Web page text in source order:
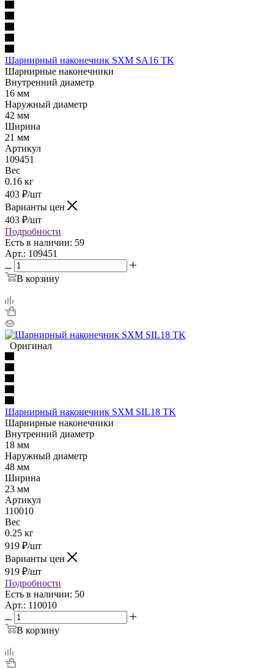
Шарнирный наконечник SXM SA16 TK
Шарнирные наконечники
Внутренний диаметр
16 мм
Наружный диаметр
42 мм
Ширина
21 мм
Артикул
109451
Вес
0.16 кг
403 ₽/шт
Варианты цен
403 ₽/шт
Подробности
Есть в наличии: 59
Арт.: 109451
В корзину
Оригинал
Шарнирный наконечник SXM SIL18 TK
Шарнирные наконечники
Внутренний диаметр
18 мм
Наружный диаметр
48 мм
Ширина
23 мм
Артикул
110010
Вес
0.25 кг
919 ₽/шт
Варианты цен
919 ₽/шт
Подробности
Есть в наличии: 50
Арт.: 110010
В корзину